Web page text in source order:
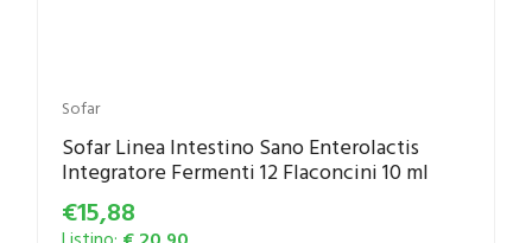
Sofar
Sofar Linea Intestino Sano Enterolactis
Integratore Fermenti 12 Flaconcini 10 ml
€15,88